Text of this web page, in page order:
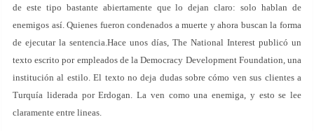
de este tipo bastante abiertamente que lo dejan claro: solo hablan de
enemigos así. Quienes fueron condenados a muerte y ahora buscan la forma
de ejecutar la sentencia.Hace unos días, The National Interest publicó un
texto escrito por empleados de la Democracy Development Foundation, una
institución al estilo. El texto no deja dudas sobre cómo ven sus clientes a
Turquía liderada por Erdogan. La ven como una enemiga, y esto se lee
claramente entre lineas.